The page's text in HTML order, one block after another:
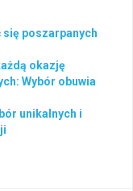
się poszarpanych
okazję
Wybór obuwia
unikalnych i